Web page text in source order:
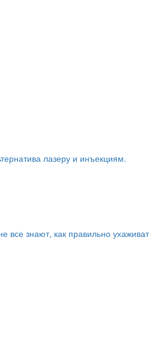
лазеру и инъекциям.
все знают, как правильно